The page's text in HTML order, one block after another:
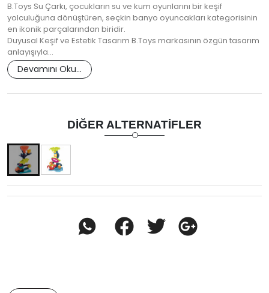
B.Toys Su Çarkı, çocukların su ve kum oyunlarını bir keşif
yolculuğuna dönüştüren, seçkin banyo oyuncakları kategorisinin
en ikonik parçalarından biridir.
Duyusal Keşif ve Estetik Tasarım B.Toys markasının özgün tasarım
anlayışıyla…
Devamını Oku...
DIĞER ALTERNATIFLER